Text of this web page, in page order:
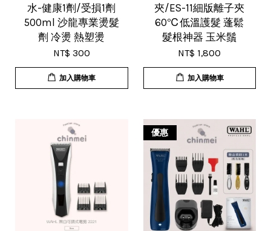
水-健康1劑/受損1劑
500ml 沙龍專業燙髮
劑 冷燙 熱塑燙
NT$ 300
加入購物車
夾/ES-11細版離子夾
60℃低溫護髮 蓬鬆
髮根神器 玉米鬚
NT$ 1,800
加入購物車
優惠